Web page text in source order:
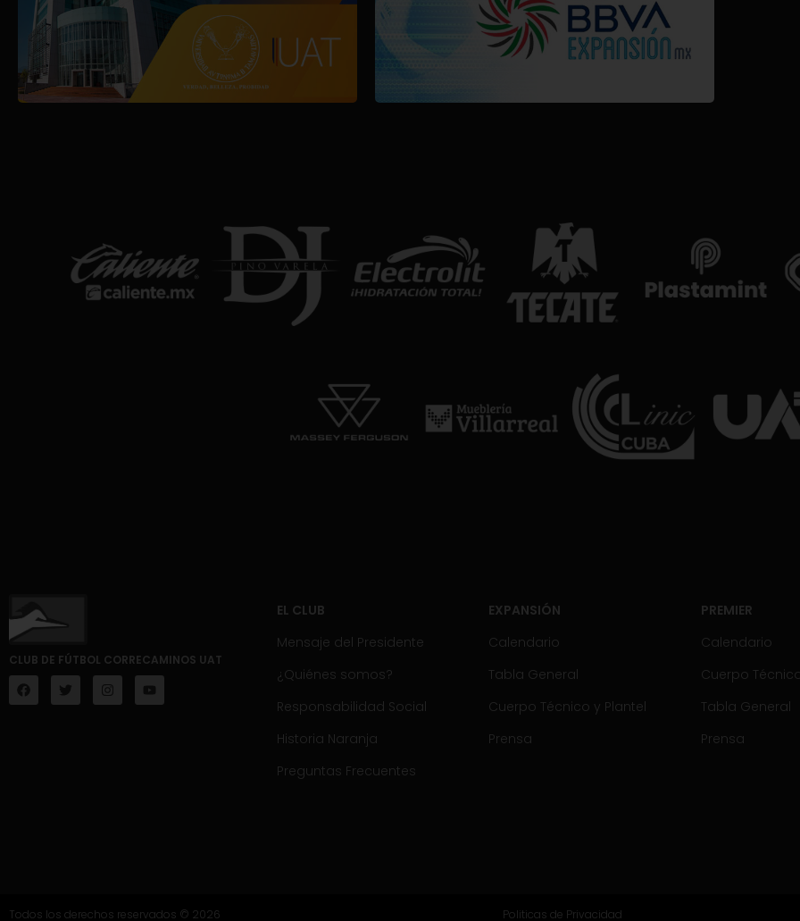
CLUB DE FÚTBOL CORRECAMINOS UAT
EL CLUB
Mensaje del Presidente
¿Quiénes somos?
Responsabilidad Social
Historia Naranja
Preguntas Frecuentes
EXPANSIÓN
Calendario
Tabla General
Cuerpo Técnico y Plantel
Prensa
PREMIER
Calendario
Cuerpo
Tabla General
Prensa
Todos los derechos reservados © 2026 Politicas de Privacidad